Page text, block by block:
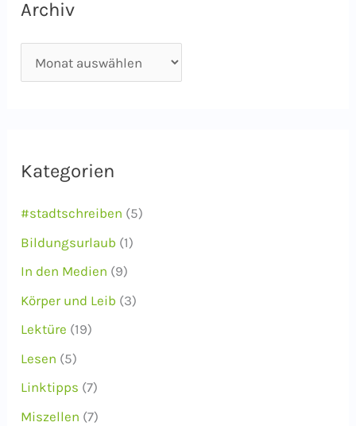
Archiv
r
iKategorien
#stadtschreiben (5)
Bildungsurlaub (1)
In den Medien (9)
Körper und Leib (3)
Lektüre (19)
Lesen (5)
Linktipps (7)
Miszellen (7)